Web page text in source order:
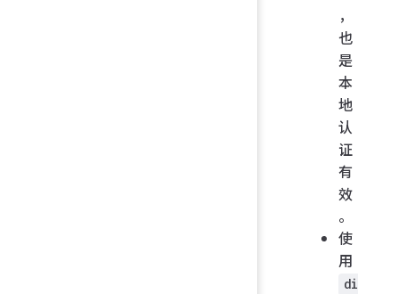
，
也
是
本
地
认
证
有
效
。
使
用
di